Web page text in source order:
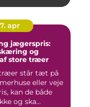
apr
jægerspris:
og
store træer
står tæt på
eller veje
kan de både
og ska...